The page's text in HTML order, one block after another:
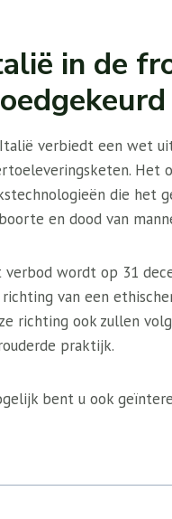
in de
verbiedt een wet
Het
die het
en dood van
verbod wordt op 31
van een
richting ook zullen
praktijk.
bent u ook